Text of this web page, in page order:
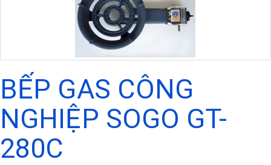
BẾP GAS CÔNG
NGHIỆP SOGO GT-
280C